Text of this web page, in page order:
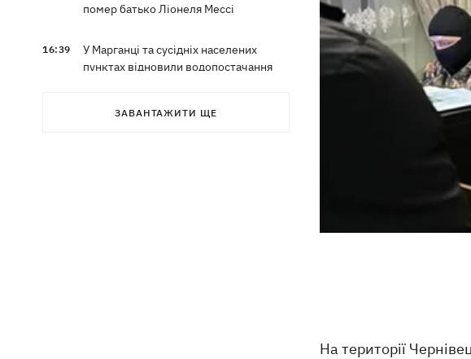
помер батько Ліонеля Мессі
16:39
У Марганці та сусідніх населених
пунктах відновили водопостачання
Росіяни атакували рейсовий автобус у
ЗАВАНТАЖИТИ ЩЕ
На території